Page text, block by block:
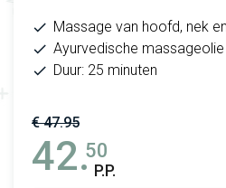
Massage van hoofd, nek
Ayurvedische massageolie
Duur: 25 minuten
€ 47.95
42.50
P.P.